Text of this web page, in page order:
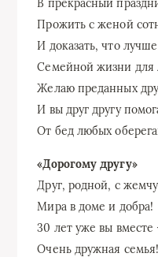
Прожить с женой
И доказать, что
Семейной жизни для
Желаю преданных
И вы друг другу
От бед любых
«Дорогому другу»
Друг, родной, с
Мира в доме и добра!
30 лет уже вы вместе
Очень дружная семья!